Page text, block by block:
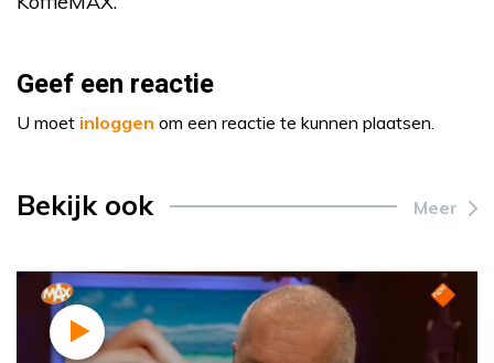
Geef een reactie
U moet inloggen om een reactie te kunnen plaatsen.
Bekijk ook Meer